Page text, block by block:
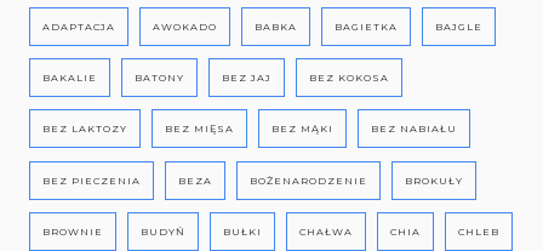
ADAPTACJA AWOKADO BABKA BAGIETKA BAJGLE
BAKALIE BATONY BEZ JAJ BEZ KOKOSA
BEZ LAKTOZY BEZ MIĘSA BEZ MĄKI BEZ NABIAŁU
BEZ PIECZENIA BEZA BOŻENARODZENIE BROKUŁY
BROWNIE BUDYŃ BUŁKI CHAŁWA CHIA CHLEB